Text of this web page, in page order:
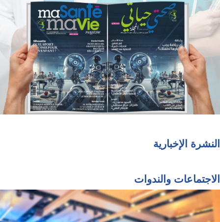
النشرة الإخبارية
الاجتماعات والندوات